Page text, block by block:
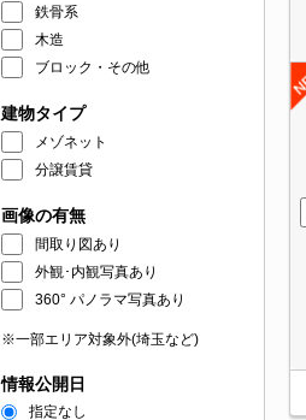
鉄骨系
木造
ブロック・その他
建物タイプ
メゾネット
分譲賃貸
画像の有無
間取り図あり
外観･内観写真あり
360° パノラマ写真あり
※一部エリア対象外(埼玉など)
情報公開日
指定なし